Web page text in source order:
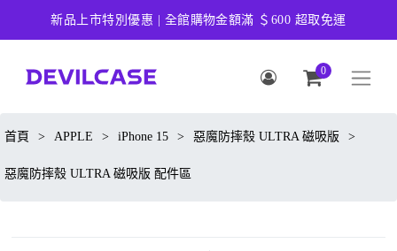
新品上市特別優惠 | 全館購物金額滿 ＄600 超取免運
0
首頁 > APPLE > iPhone 15 > 惡魔防摔殼 ULTRA 磁吸版 >
惡魔防摔殼 ULTRA 磁吸版 配件區